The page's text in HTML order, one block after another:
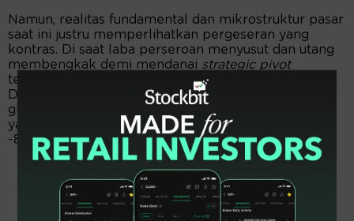
Namun, realitas fundamental dan mikrostruktur pasar
saat ini justru memperlihatkan pergeseran yang
kontras. Di saat laba perseroan menyusut dan utang
membengkak demi mendanai strategic pivot
tersebut, pasar merespons dengan pukulan ganda.
DSSA baru saja didepak secara paksa dari indeks
global MSCI, sehingga memicu guncangan likuiditas
yang menyeret harga sahamnya runtuh hingga
-81,44% sejak awal tahun (YTD).